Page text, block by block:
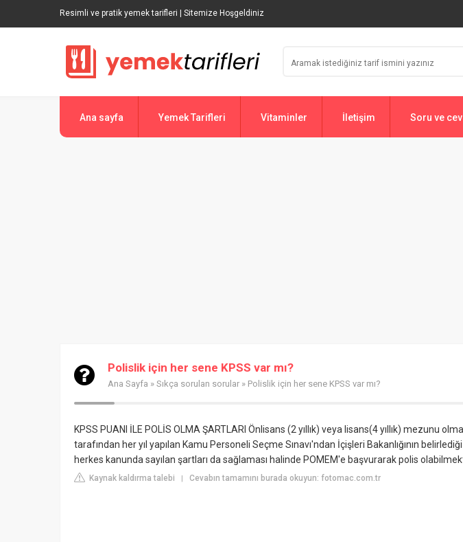
Resimli ve pratik yemek tarifleri | Sitemize Hoşgeldiniz
Ana sayfa Yemek Tarifleri Vitaminler İletişim Soru ve
Polislik için her sene KPSS var mı?
Ana Sayfa » Sıkça sorulan sorular » Polislik için her sene KPSS var mı?
KPSS PUANI İLE POLİS OLMA ŞARTLARI Önlisans (2 yıllık) veya lisans(4 yıllık) mezunu
tarafından her yıl yapılan Kamu Personeli Seçme Sınavı'ndan İçişleri Bakanlığının
herkes kanunda sayılan şartları da sağlaması halinde POMEM'e başvurarak polis
Kaynak kaldırma talebi | Cevabın tamamını burada okuyun: fotomac.com.tr